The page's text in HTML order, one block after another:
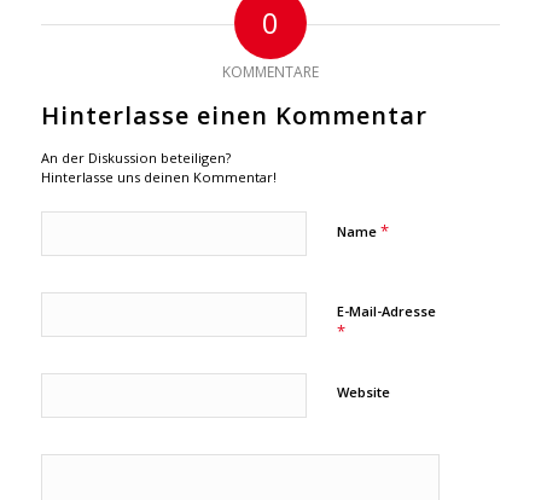
0
KOMMENTARE
Hinterlasse einen Kommentar
An der Diskussion beteiligen?
Hinterlasse uns deinen Kommentar!
Name *
E-Mail-Adresse
*
Website